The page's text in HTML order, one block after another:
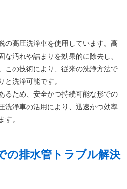
の高圧洗浄車を使用しています。高
汚れや詰まりを効果的に除去し、
この技術により、従来の洗浄方法で
と洗浄可能です。
るため、安全かつ持続可能な形での
洗浄車の活用により、迅速かつ効率
す。
の排水管トラブル解決